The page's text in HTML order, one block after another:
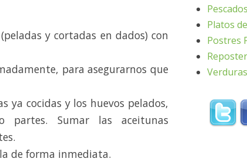
y cortadas en dados) con
para asegurarnos que
ya cocidas y los huevos pelados,
Sumar las aceitunas
de forma inmediata.
Platos
Postres
Verduras